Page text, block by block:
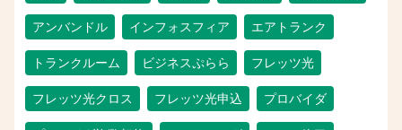
アンバンドル インフォスフィア エアトランク
トランクルーム ビジネスぷらら フレッツ光
フレッツ光クロス フレッツ光申込 プロバイダ